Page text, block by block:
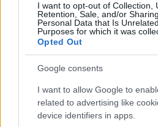
I want to opt-out of Collection,
Retention, Sale, and/or
Personal Data that Is
Purposes for which it was
Opted Out
Google consents
I want to allow Google to
related to advertising like
device identifiers in apps.